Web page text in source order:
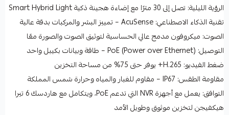
الرؤية الليلية: تصل إلى 30 مترًا مع إضاءة هجينة ذكية Smart Hybrid Light
تقنية الذكاء الاصطناعي: AcuSense – تمييز البشر والمركبات بدقة عالية
الصوت: ميكروفون مدمج عالي الحساسية لتوثيق الصوت والصورة معًا
التوصيل: PoE (Power over Ethernet) – طاقة وبيانات بكيبل واحد
ضغط الفيديو: H.265+ يوفر حتى 75% من مساحة التخزين
مقاومة الطقس: IP67 – مقاوم للغبار والمياه وحرارة شمس المملكة
التوافق: يعمل مع أجهزة NVR التي تدعم PoE، ويتكامل مع هاردسك 6 تيرا
هيكفيجن لتخزين موثوق وطويل الأمد